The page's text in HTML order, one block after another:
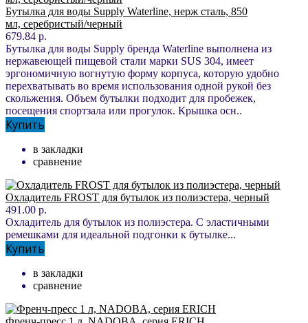
Бутылка для воды Supply Waterline, нерж сталь, 850
мл, серебристый/черный
679.84 р.
Бутылка для воды Supply бренда Waterline выполнена из
нержавеющей пищевой стали марки SUS 304, имеет
эргономичную вогнутую форму корпуса, которую удобно
перехватывать во время использования одной рукой без
скольжения. Объем бутылки подходит для пробежек,
посещения спортзала или прогулок. Крышка осн..
Купить
в закладки
сравнение
Охладитель FROST для бутылок из полиэстера, черный
491.00 р.
Охладитель для бутылок из полиэстера. С эластичными
ремешками для идеальной подгонки к бутылке...
Купить
в закладки
сравнение